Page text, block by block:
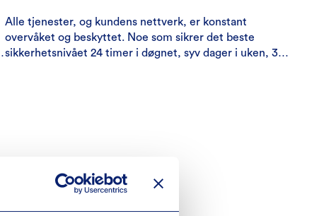
Alle tjenester, og kundens nettverk, er konstant
overvåket og beskyttet. Noe som sikrer det beste
sikkerhetsnivået 24 timer i døgnet, syv dager i uken, 365